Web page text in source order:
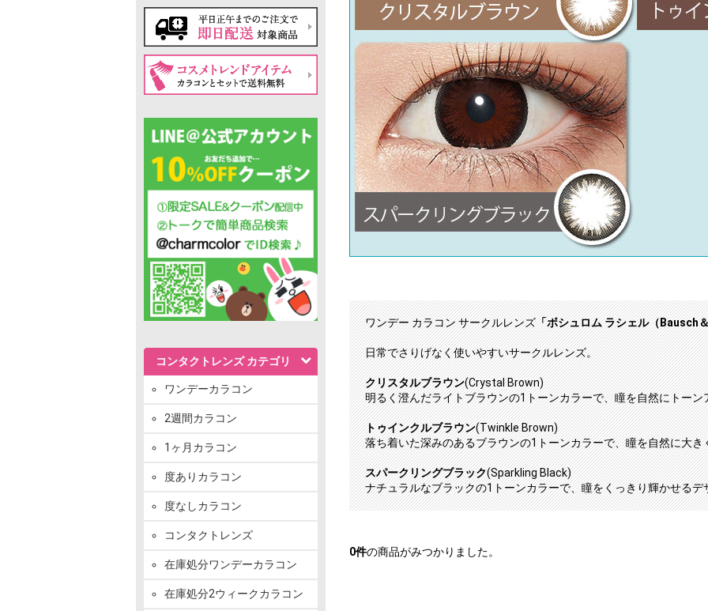
コンタクトレンズ カテゴリ
ワンデーカラコン
2週間カラコン
1ヶ月カラコン
度ありカラコン
度なしカラコン
コンタクトレンズ
在庫処分ワンデーカラコン
在庫処分2ウィークカラコン
ワンデー カラコン サークルレンズ「ボシュロム ラシェル（Bausch
日常でさりげなく使いやすいサークルレンズ。
クリスタルブラウン(Crystal Brown)
明るく澄んだライトブラウンの1トーンカラーで、瞳を自然にトーン
トゥインクルブラウン(Twinkle Brown)
落ち着いた深みのあるブラウンの1トーンカラーで、瞳を自然に大き
スパークリングブラック(Sparkling Black)
ナチュラルなブラックの1トーンカラーで、瞳をくっきり輝かせるデ
0件の商品がみつかりました。